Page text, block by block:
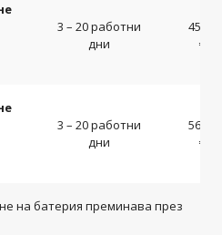
3 – 20 работни
дни
45-52
€
3 – 20 работни
дни
56-62
€
на батерия преминава през